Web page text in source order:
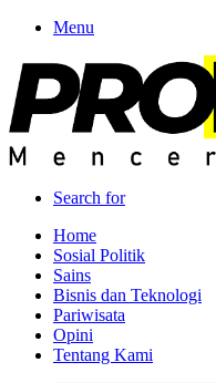
Menu
Search for
Home
Sosial Politik
Sains
Bisnis dan Teknologi
Pariwisata
Opini
Tentang Kami